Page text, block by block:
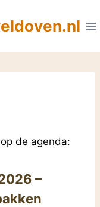
de agenda:
–